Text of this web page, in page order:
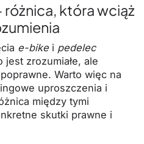
która wciąż
e-bike i pedelec
zrozumiałe, ale
Warto więc na
uproszczenia i
między tymi
skutki prawne i